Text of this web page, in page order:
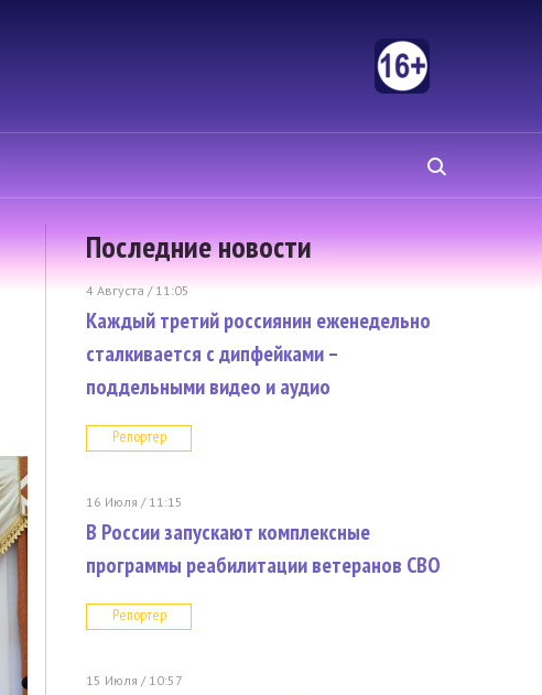
Последние новости
4 Августа / 11:05
Каждый третий россиянин еженедельно
сталкивается с дипфейками –
поддельными видео и аудио
Репортер
16 Июля / 11:15
В России запускают комплексные
программы реабилитации ветеранов СВО
Репортер
15 Июля / 10:57